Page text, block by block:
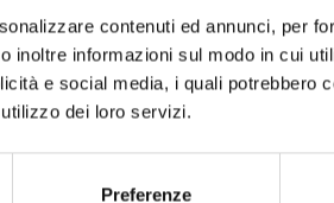
contenuti ed annunci, per
inoltre informazioni sul modo in cui
e social media, i quali potrebbero
dei loro servizi.
Preferenze